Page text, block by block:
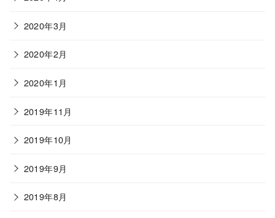
2020年3月
2020年2月
2020年1月
2019年11月
2019年10月
2019年9月
2019年8月